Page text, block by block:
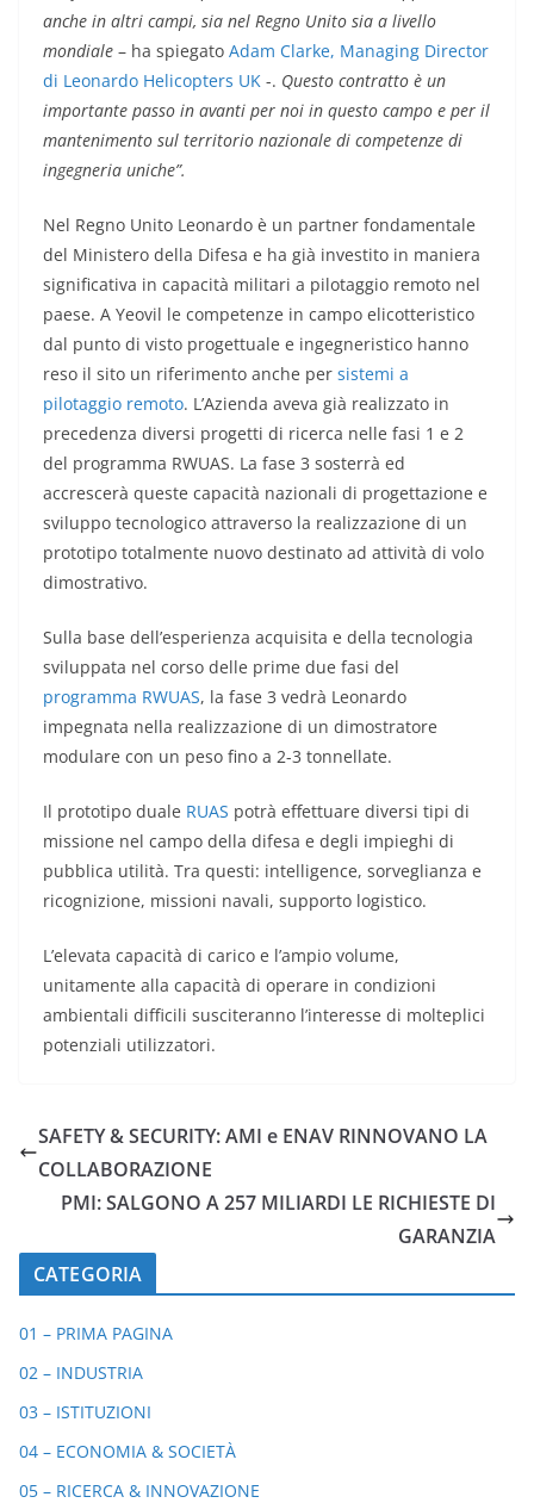
anche in altri campi, sia nel Regno Unito sia a livello
mondiale – ha spiegato Adam Clarke, Managing Director
di Leonardo Helicopters UK -. Questo contratto è un
importante passo in avanti per noi in questo campo e per il
mantenimento sul territorio nazionale di competenze di
ingegneria uniche”.
Nel Regno Unito Leonardo è un partner fondamentale
del Ministero della Difesa e ha già investito in maniera
significativa in capacità militari a pilotaggio remoto nel
paese. A Yeovil le competenze in campo elicotteristico
dal punto di visto progettuale e ingegneristico hanno
reso il sito un riferimento anche per sistemi a
pilotaggio remoto. L’Azienda aveva già realizzato in
precedenza diversi progetti di ricerca nelle fasi 1 e 2
del programma RWUAS. La fase 3 sosterrà ed
accrescerà queste capacità nazionali di progettazione e
sviluppo tecnologico attraverso la realizzazione di un
prototipo totalmente nuovo destinato ad attività di volo
dimostrativo.
Sulla base dell’esperienza acquisita e della tecnologia
sviluppata nel corso delle prime due fasi del
programma RWUAS, la fase 3 vedrà Leonardo
impegnata nella realizzazione di un dimostratore
modulare con un peso fino a 2-3 tonnellate.
Il prototipo duale RUAS potrà effettuare diversi tipi di
missione nel campo della difesa e degli impieghi di
pubblica utilità. Tra questi: intelligence, sorveglianza e
ricognizione, missioni navali, supporto logistico.
L’elevata capacità di carico e l’ampio volume,
unitamente alla capacità di operare in condizioni
ambientali difficili susciteranno l’interesse di molteplici
potenziali utilizzatori.
SAFETY & SECURITY: AMI e ENAV RINNOVANO LA
COLLABORAZIONE
PMI: SALGONO A 257 MILIARDI LE RICHIESTE DI
GARANZIA
CATEGORIA
01 – PRIMA PAGINA
02 – INDUSTRIA
03 – ISTITUZIONI
04 – ECONOMIA & SOCIETÀ
05 – RICERCA & INNOVAZIONE